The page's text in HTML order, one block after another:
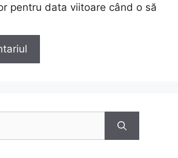
pentru data viitoare când o să